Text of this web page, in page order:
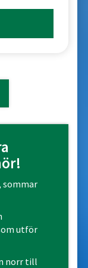
sommar
utför
norr till